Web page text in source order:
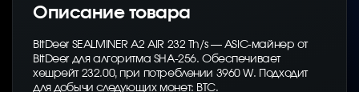
Описание товара
BitDeer SEALMINER A2 AIR 232 Th/s — ASIC-майнер от
BitDeer для алгоритма SHA-256. Обеспечивает
хешрейт 232.00, при потреблении 3960 W. Подходит
для добычи следующих монет: BTC.